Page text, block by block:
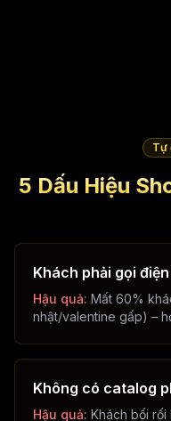
Tự
5 Dấu Hiệu
Khách phải gọi
Hậu quả: Mất 60%
nhật/valentine gấp) –
Không có catalog
Hậu quả: Khách bối